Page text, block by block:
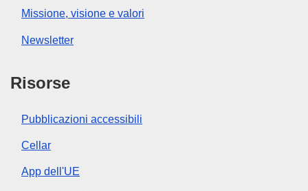
Missione, visione e valori
Newsletter
Risorse
Pubblicazioni accessibili
Cellar
App dell'UE